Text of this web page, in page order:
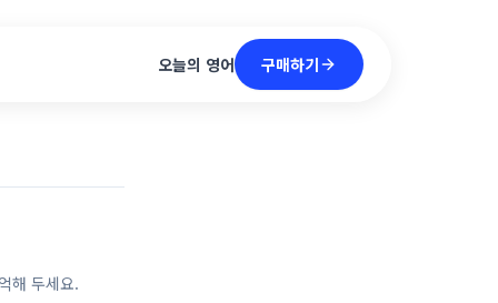
오늘의 영어 구매하기
해 두세요.